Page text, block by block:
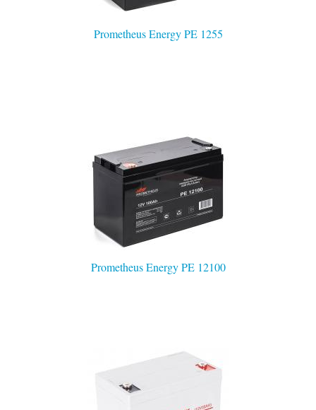
Prometheus Energy PE 1255
Prometheus Energy PE 12100